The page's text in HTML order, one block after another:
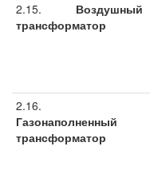
2.15. Воздушный
трансформатор
2.16.
Газонаполненный
трансформатор